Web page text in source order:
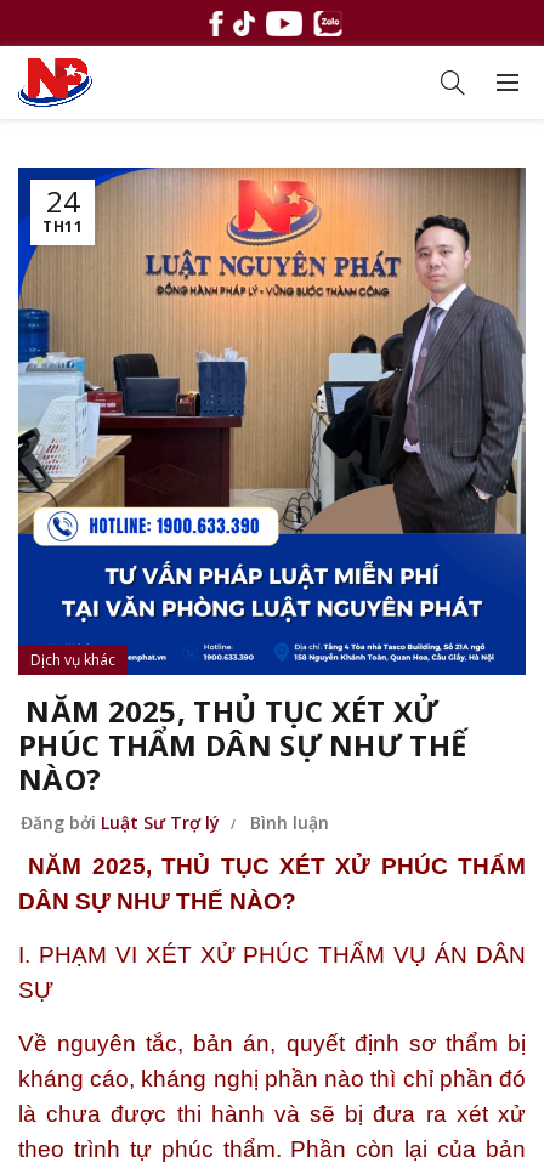
24
TH11
Dịch vụ khác
NĂM 2025, THỦ TỤC XÉT XỬ
PHÚC THẨM DÂN SỰ NHƯ THẾ
NÀO?
Đăng bởi Luật Sư Trợ lý Bình luận
NĂM 2025, THỦ TỤC XÉT XỬ PHÚC THẨM
DÂN SỰ NHƯ THẾ NÀO?
I. PHẠM VI XÉT XỬ PHÚC THẨM VỤ ÁN DÂN
SỰ
Về nguyên tắc, bản án, quyết định sơ thẩm bị
kháng cáo, kháng nghị phần nào thì chỉ phần đó
là chưa được thi hành và sẽ bị đưa ra xét xử
theo trình tự phúc thẩm. Phần còn lại của bản